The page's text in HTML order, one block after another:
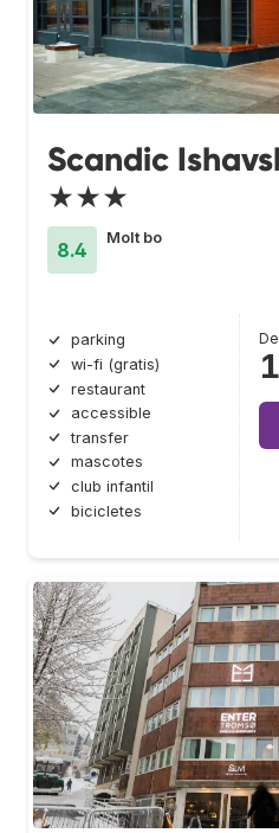
Scandic
★★★
8.4
Molt bo
parking
wi-fi (gratis)
restaurant
accessible
transfer
mascotes
club infantil
bicicletes